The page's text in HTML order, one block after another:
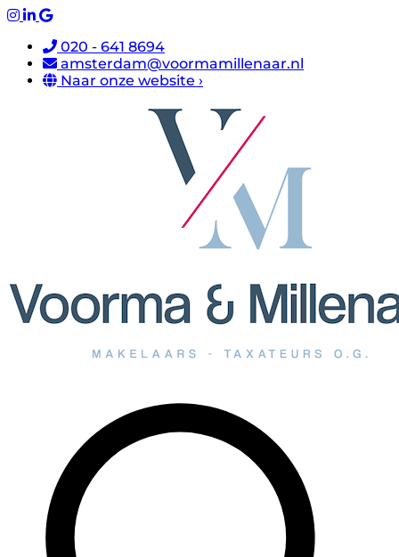
020 - 641 8694
amsterdam@voormamillenaar.nl
Naar onze website ›